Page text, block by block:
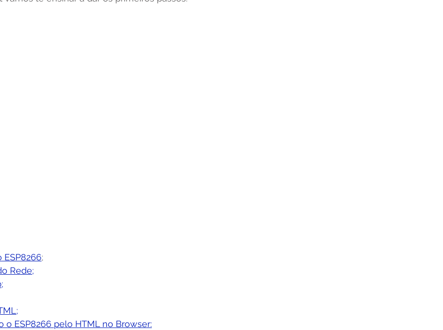
ESP8266;
Rede;
o ESP8266 pelo HTML no Browser: